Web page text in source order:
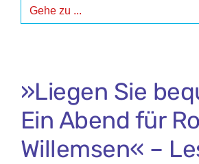
Gehe zu ...
»Liegen Sie
Ein Abend für
Willemsen« –